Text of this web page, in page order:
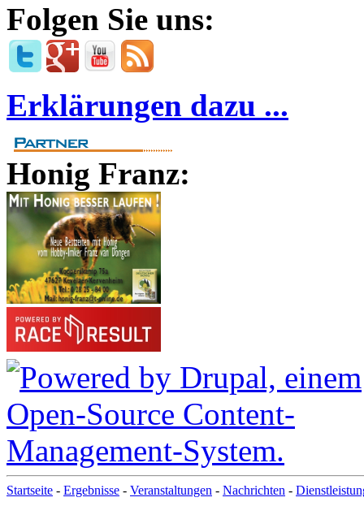
Folgen Sie uns:
Erklärungen dazu ...
Honig Franz:
Startseite - Ergebnisse - Veranstaltungen - Nachrichten -